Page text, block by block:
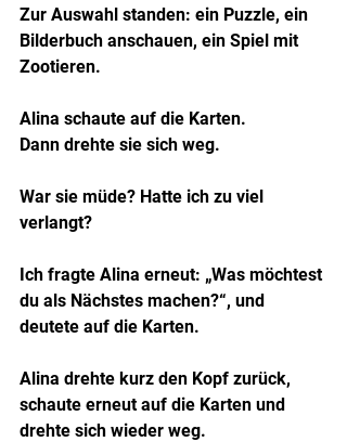
Zur Auswahl standen: ein Puzzle, ein
Bilderbuch anschauen, ein Spiel mit
Zootieren.
Alina schaute auf die Karten.
Dann drehte sie sich weg.
War sie müde? Hatte ich zu viel
verlangt?
Ich fragte Alina erneut: „Was möchtest
du als Nächstes machen?“, und
deutete auf die Karten.
Alina drehte kurz den Kopf zurück,
schaute erneut auf die Karten und
drehte sich wieder weg.